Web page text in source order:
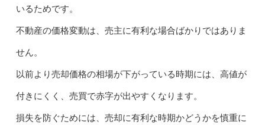
いるためです。
不動産の価格変動は、売主に有利な場合ばかりではありま
せん。
以前より売却価格の相場が下がっている時期には、高値が
付きにくく、売買で赤字が出やすくなります。
損失を防ぐためには、売却に有利な時期かどうかを慎重に